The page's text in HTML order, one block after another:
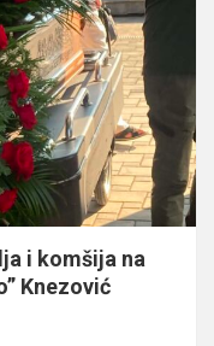
i komšija na
Knezović